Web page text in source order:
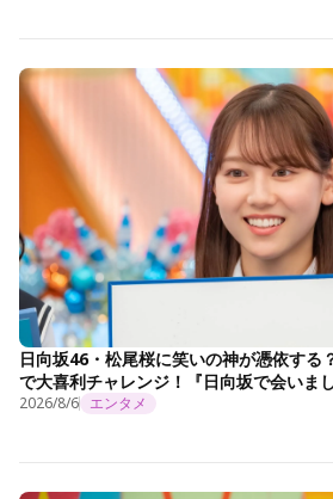
日向坂46・松尾桜に笑いの神が憑依する
で大喜利チャレンジ！『日向坂で会いま
2026/8/6 エンタメ